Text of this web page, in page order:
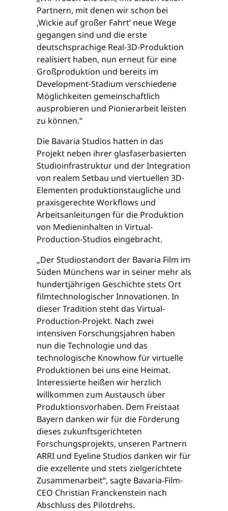
Partnern, mit denen wir schon bei
‚Wickie auf großer Fahrt‘ neue Wege
gegangen sind und die erste
deutschsprachige Real-3D-Produktion
realisiert haben, nun erneut für eine
Großproduktion und bereits im
Development-Stadium verschiedene
Möglichkeiten gemeinschaftlich
ausprobieren und Pionierarbeit leisten
zu können.“
Die Bavaria Studios hatten in das
Projekt neben ihrer glasfaserbasierten
Studioinfrastruktur und der Integration
von realem Setbau und viertuellen 3D-
Elementen produktionstaugliche und
praxisgerechte Workflows und
Arbeitsanleitungen für die Produktion
von Medieninhalten in Virtual-
Production-Studios eingebracht.
„Der Studiostandort der Bavaria Film im
Süden Münchens war in seiner mehr als
hundertjährigen Geschichte stets Ort
filmtechnologischer Innovationen. In
dieser Tradition steht das Virtual-
Production-Projekt. Nach zwei
intensiven Forschungsjahren haben
nun die Technologie und das
technologische Knowhow für virtuelle
Produktionen bei uns eine Heimat.
Interessierte heißen wir herzlich
willkommen zum Austausch über
Produktionsvorhaben. Dem Freistaat
Bayern danken wir für die Förderung
dieses zukunftsgerichteten
Forschungsprojekts, unseren Partnern
ARRI und Eyeline Studios danken wir für
die exzellente und stets zielgerichtete
Zusammenarbeit“, sagte Bavaria-Film-
CEO Christian Franckenstein nach
Abschluss des Pilotdrehs.